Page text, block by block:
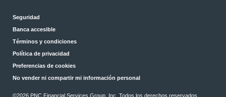
Seguridad
Banca accesible
Términos y condiciones
Política de privacidad
Preferencias de cookies
No vender ni compartir mi información personal
©2026 PNC Financial Services Group, Inc. Todos los derechos reservados.